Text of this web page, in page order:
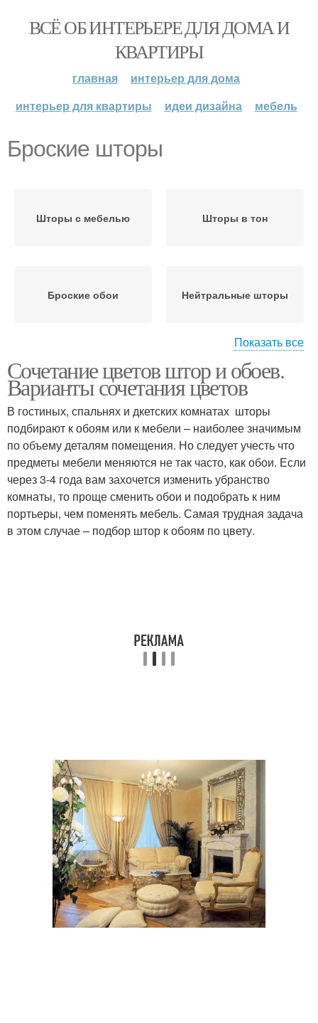
ВСЁ ОБ ИНТЕРЬЕРЕ ДЛЯ ДОМА И
КВАРТИРЫ
главная
интерьер для дома
интерьер для квартиры
идеи дизайна мебель
Броские шторы
Шторы с мебелью Шторы в тон
Броские обои Нейтральные шторы
Шторы при обоях Шторы в доме
Шторы для
определенной комнаты
Шторы к белым
Показать все
Сочетание цветов штор и обоев.
Варианты сочетания цветов
В гостиных, спальнях и дкетских комнатах шторы
подбирают к обоям или к мебели – наиболее значимым
по объему деталям помещения. Но следует учесть что
предметы мебели меняются не так часто, как обои. Если
через 3-4 года вам захочется изменить убранство
комнаты, то проще сменить обои и подобрать к ним
портьеры, чем поменять мебель. Самая трудная задача
в этом случае – подбор штор к обоям по цвету.